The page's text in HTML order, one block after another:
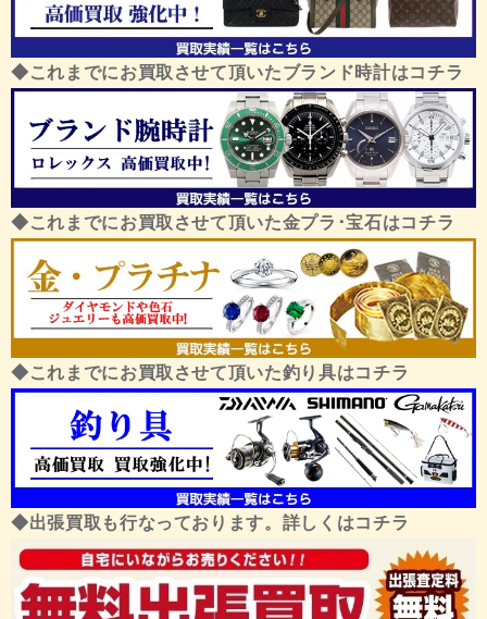
◆これまでにお買取させて頂いたブランド時計はコチラ
◆これまでにお買取させて頂いた金プラ･宝石はコチラ
◆これまでにお買取させて頂いた釣り具はコチラ
◆出張買取も行なっております。詳しくはコチラ